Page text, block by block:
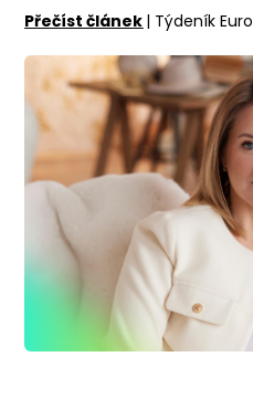
Přečíst článek | Týdeník Euro